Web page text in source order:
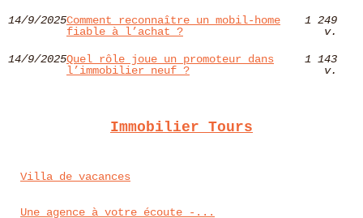
14/9/2025Comment reconnaître un mobil-home
fiable à l’achat ?
1 249
v.
14/9/2025Quel rôle joue un promoteur dans
l’immobilier neuf ?
1 143
v.
Immobilier Tours
Villa de vacances
Une agence à votre écoute -...